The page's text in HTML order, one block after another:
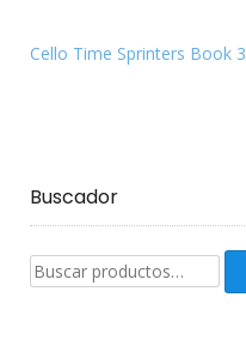
Cello Time Sprinters Book 3
Buscador
Buscar
productos: